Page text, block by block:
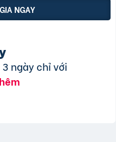
NGAY
ngày chỉ với